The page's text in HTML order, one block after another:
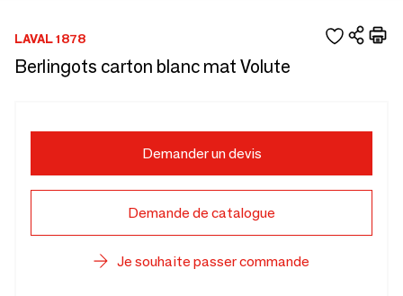
LAVAL 1878
Berlingots carton blanc mat Volute
Demander un devis
Demande de catalogue
Je souhaite passer commande